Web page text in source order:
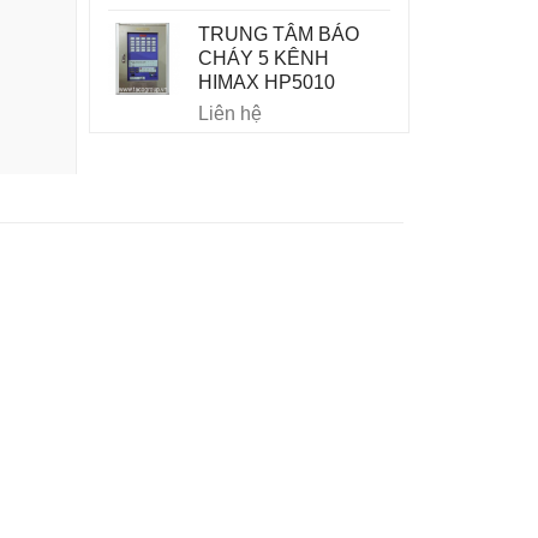
TRUNG TÂM BÁO
CHÁY 5 KÊNH
HIMAX HP5010
Liên hệ